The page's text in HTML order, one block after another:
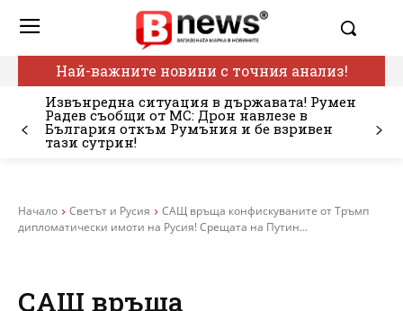
Най-важните новини с точния анализ!
Извънредна ситуация в държавата! Румен
Радев съобщи от МС: Дрон навлезе в
България откъм Румъния и бе взривен
тази сутрин!
Начало Светът и Русия
САЩ връща конфискуваните от Тръмп
дипломатически имоти на Русия! Срещата на Путин...
САЩ връща